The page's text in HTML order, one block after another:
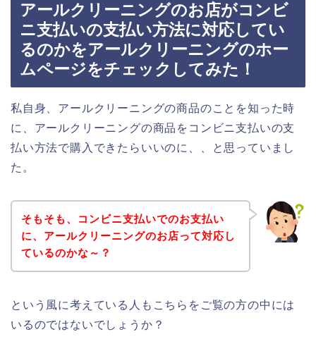
アールクリーニングのお店がコンビ
ニ支払いの支払い方法に対応してい
るのかをアールクリーニングのホー
ムページをチェックしてみた！
私自身、アールクリーニングの商品のことを知った時
に、アールクリーニングの商品をコンビニ支払いの支
払い方法で購入できたらいいのに、、と思っていまし
た。
そもそも、コンビニ支払いでのお支払い
に、アールクリーニングのお店って対応し
ているのかな～？
という風に考えている人もこちらをご覧の方の中には
いるのではないでしょうか？